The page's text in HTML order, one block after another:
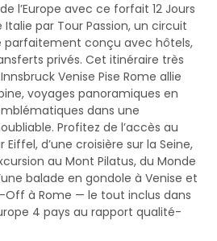
l’Europe avec ce forfait 12 Jours
Italie par Tour Passion, un circuit
conçu avec hôtels,
privés. Cet itinéraire très
Venise Pise Rome allie
voyages panoramiques en
dans une
Profitez de l’accès au
d’une croisière sur la Seine,
au Mont Pilatus, du Monde
balade en gondole à Venise et
Off à Rome — le tout inclus dans
4 pays au rapport qualité-